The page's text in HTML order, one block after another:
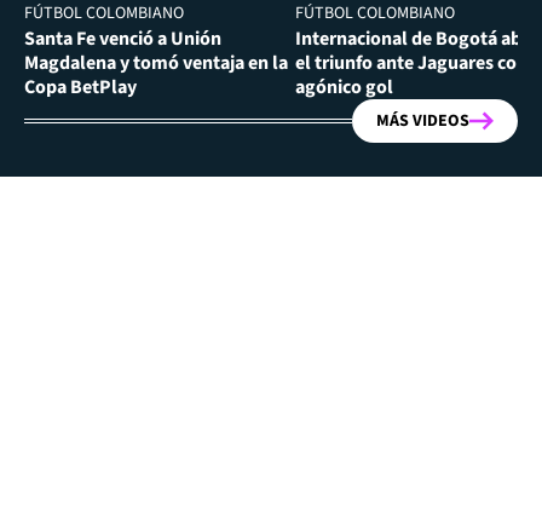
FÚTBOL COLOMBIANO
Santa Fe venció a Unión
Magdalena y tomó ventaja en la
Copa BetPlay
FÚTBOL COLOMBIANO
Internacional de Bogotá
el triunfo ante Jaguares con
agónico gol
MÁS VIDEOS